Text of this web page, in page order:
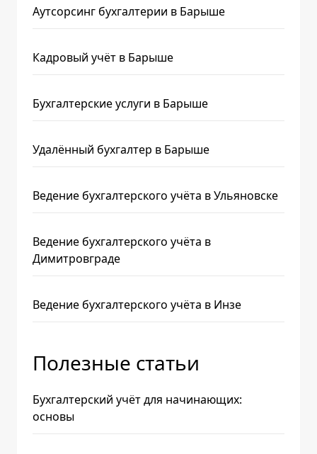
Аутсорсинг бухгалтерии в Барыше
Кадровый учёт в Барыше
Бухгалтерские услуги в Барыше
Удалённый бухгалтер в Барыше
Ведение бухгалтерского учёта в Ульяновске
Ведение бухгалтерского учёта в
Димитровграде
Ведение бухгалтерского учёта в Инзе
Полезные статьи
Бухгалтерский учёт для начинающих:
основы